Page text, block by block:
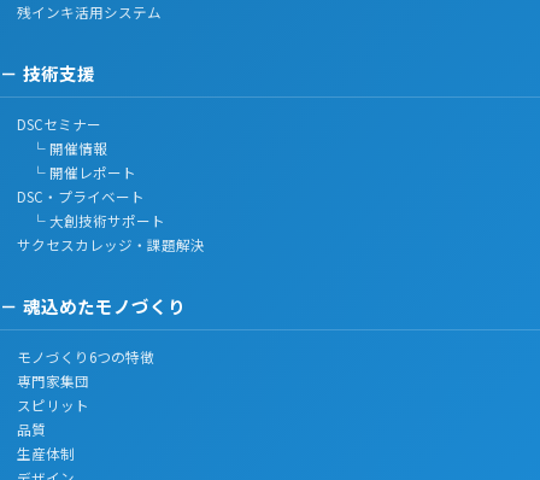
残インキ活用システム
技術支援
DSCセミナー
└ 開催情報
└ 開催レポート
DSC・プライベート
└ 大創技術サポート
サクセスカレッジ・課題解決
魂込めたモノづくり
モノづくり6つの特徴
専門家集団
スピリット
品質
生産体制